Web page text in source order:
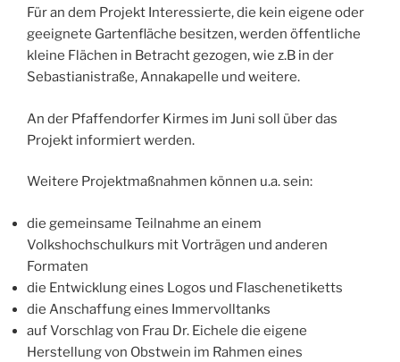
Für an dem Projekt Interessierte, die kein eigene oder
geeignete Gartenfläche besitzen, werden öffentliche
kleine Flächen in Betracht gezogen, wie z.B in der
Sebastianistraße, Annakapelle und weitere.
An der Pfaffendorfer Kirmes im Juni soll über das
Projekt informiert werden.
Weitere Projektmaßnahmen können u.a. sein:
die gemeinsame Teilnahme an einem
Volkshochschulkurs mit Vorträgen und anderen
Formaten
die Entwicklung eines Logos und Flaschenetiketts
die Anschaffung eines Immervolltanks
auf Vorschlag von Frau Dr. Eichele die eigene
Herstellung von Obstwein im Rahmen eines